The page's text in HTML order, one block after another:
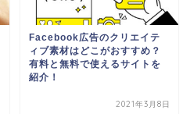
Facebook広告のクリエイテ
ィブ素材はどこがおすすめ？
有料と無料で使えるサイトを
紹介！
2021年3月8日